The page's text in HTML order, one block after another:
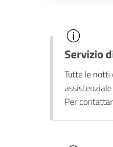
Servizio
Tutte le
Per